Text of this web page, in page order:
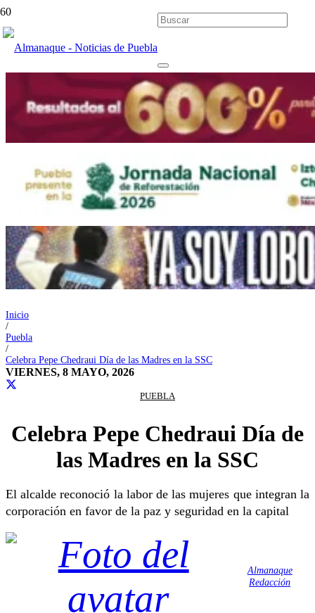
Inicio
/
Puebla
/
Celebra Pepe Chedraui Día de las Madres en la SSC
VIERNES, 8 MAYO, 2026
PUEBLA
Celebra Pepe Chedraui Día de
las Madres en la SSC
El alcalde reconoció la labor de las mujeres que integran la
corporación en favor de la paz y seguridad en la capital
Almanaque
Redacción